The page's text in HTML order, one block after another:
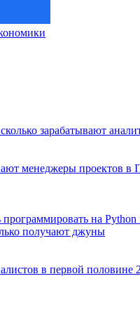
зарабатывают
менеджеры проектов в
на Python
получают джуны
в первой половине